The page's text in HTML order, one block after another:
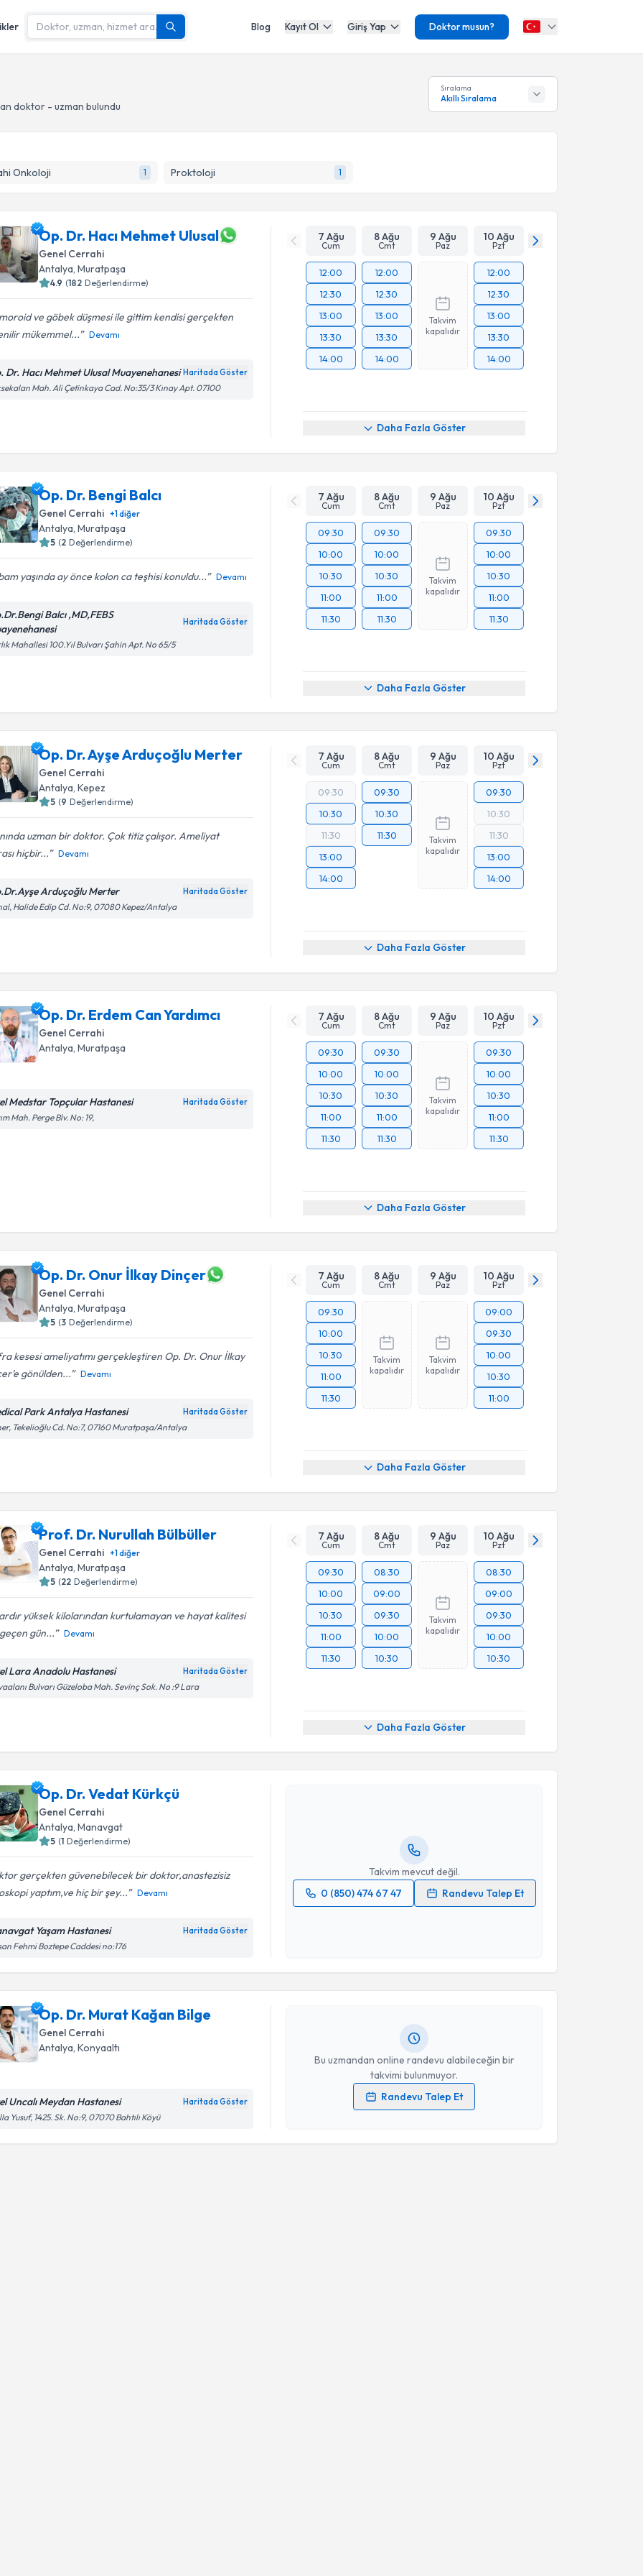
Blog Kayıt Ol Giriş Yap Doktor musun?
doktor - uzman bulundu
Sıralama
Akıllı Sıralama
Onkoloji 1 Proktoloji 1
Op. Dr. Hacı Mehmet Ulusal
Genel Cerrahi
Antalya, Muratpaşa
4.9 (182 Değerlendirme)
ve göbek düşmesi ile gittim kendisi gerçekten
mükemmel...
Devamı
Dr. Hacı Mehmet Ulusal Muayenehanesi Haritada Göster
Mah. Ali Çetinkaya Cad. No:35/3 Kınay Apt. 07100
7 Ağu
Cum
8 Ağu
Cmt
9 Ağu
Paz
10 Ağu
Pzt
12:00
12:30
13:00
13:30
14:00
12:00
12:30
13:00
13:30
14:00
Takvim
kapalıdır
12:00
12:30
13:00
13:30
14:00
Daha Fazla Göster
Op. Dr. Bengi Balcı
Genel Cerrahi +1diğer
Antalya , Muratpaşa
5 (2 Değerlendirme)
yaşında ay önce kolon ca teşhisi konuldu... Devamı
Balcı ,MD,FEBS
Haritada Göster
Mahallesi 100.Yıl Bulvarı Şahin Apt. No 65/5
7 Ağu
Cum
8 Ağu
Cmt
9 Ağu
Paz
10 Ağu
Pzt
09:30
10:00
10:30
11:00
11:30
09:30
10:00
10:30
11:00
11:30
Takvim
kapalıdır
09:30
10:00
10:30
11:00
11:30
Daha Fazla Göster
Op. Dr. Ayşe Arduçoğlu Merter
Genel Cerrahi
Antalya, Kepez
5 (9 Değerlendirme)
uzman bir doktor. Çok titiz çalışor. Ameliyat
hiçbir...
Devamı
Arduçoğlu Merter Haritada Göster
Halide Edip Cd. No:9, 07080 Kepez/Antalya
7 Ağu
Cum
8 Ağu
Cmt
9 Ağu
Paz
10 Ağu
Pzt
09:30
10:30
11:30
13:00
14:00
09:30
10:30
11:30
Takvim
kapalıdır
09:30
10:30
11:30
13:00
14:00
Daha Fazla Göster
Op. Dr. Erdem Can Yardımcı
Genel Cerrahi
Antalya , Muratpaşa
Medstar Topçular Hastanesi Haritada Göster
Mah. Perge Blv. No: 19,
7 Ağu
Cum
8 Ağu
Cmt
9 Ağu
Paz
10 Ağu
Pzt
09:30
10:00
10:30
11:00
11:30
09:30
10:00
10:30
11:00
11:30
Takvim
kapalıdır
09:30
10:00
10:30
11:00
11:30
Daha Fazla Göster
Op. Dr. Onur İlkay Dinçer
Genel Cerrahi
Antalya, Muratpaşa
5 (3 Değerlendirme)
kesesi ameliyatımı gerçekleştiren Op. Dr. Onur İlkay
gönülden...
Devamı
Park Antalya Hastanesi Haritada Göster
Tekelioğlu Cd. No:7, 07160 Muratpaşa/Antalya
7 Ağu
Cum
8 Ağu
Cmt
9 Ağu
Paz
10 Ağu
Pzt
09:30
10:00
10:30
11:00
11:30
Takvim
kapalıdır
Takvim
kapalıdır
09:00
09:30
10:00
10:30
11:00
Daha Fazla Göster
Prof. Dr. Nurullah Bülbüller
Genel Cerrahi +1diğer
Antalya , Muratpaşa
5 (22 Değerlendirme)
yüksek kilolarından kurtulamayan ve hayat kalitesi
gün...
Devamı
Lara Anadolu Hastanesi Haritada Göster
Bulvarı Güzeloba Mah. Sevinç Sok. No :9 Lara
7 Ağu
Cum
8 Ağu
Cmt
9 Ağu
Paz
10 Ağu
Pzt
09:30
10:00
10:30
11:00
11:30
08:30
09:00
09:30
10:00
10:30
Takvim
kapalıdır
08:30
09:00
09:30
10:00
10:30
Daha Fazla Göster
Op. Dr. Vedat Kürkçü
Genel Cerrahi
Antalya, Manavgat
5 (1 Değerlendirme)
gerçekten güvenebilecek bir doktor,anastezisiz
yaptım,ve hiç bir şey...
Devamı
Yaşam Hastanesi Haritada Göster
Fehmi Boztepe Caddesi no:176
Takvim mevcut değil.
0 (850) 474 67 47
Randevu Talep Et
Randevu Takvimi Talebi
Op. Dr. Vedat Kürkçü
Takvim Talebini Gönder
Op. Dr. Murat Kağan Bilge
Genel Cerrahi
Antalya, Konyaaltı
Uncalı Meydan Hastanesi Haritada Göster
Yusuf, 1425. Sk. No:9, 07070 Bahtılı Köyü
Bu uzmandan online randevu alabileceğin bir
takvimi bulunmuyor.
Randevu Talep Et
Kişisel verilerimin işlenmesine ilişkinAydınlatma Metni
işlenmesini kabul ediyorum.